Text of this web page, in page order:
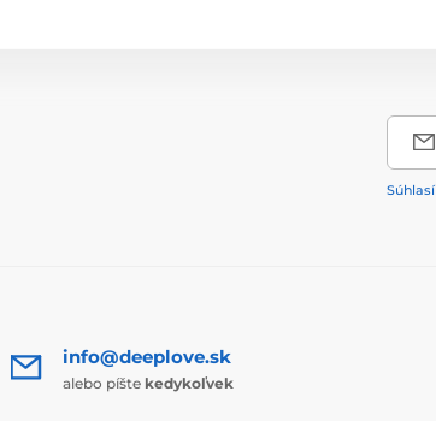
info@deeplove.sk
alebo píšte kedykoľvek